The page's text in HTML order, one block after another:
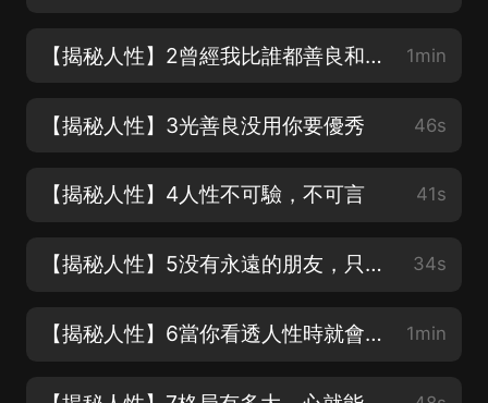
【揭秘人性】2曾經我比誰都善良和真誠 1min
【揭秘人性】3光善良没用你要優秀 46s
【揭秘人性】4人性不可驗，不可言 41s
【揭秘人性】5没有永遠的朋友，只有永遠的利益 34s
【揭秘人性】6當你看透人性時就會明白 1min